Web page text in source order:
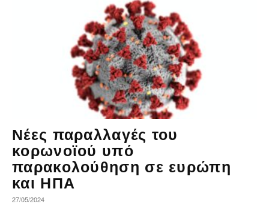
Νέες παραλλαγές του
κορωνοϊού υπό
παρακολούθηση σε ευρώπη
και ΗΠΑ
27/05/2024